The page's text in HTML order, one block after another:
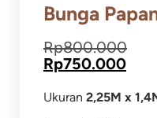
Bunga
Rp800.000
Rp750.000
Ukuran 2,25M x